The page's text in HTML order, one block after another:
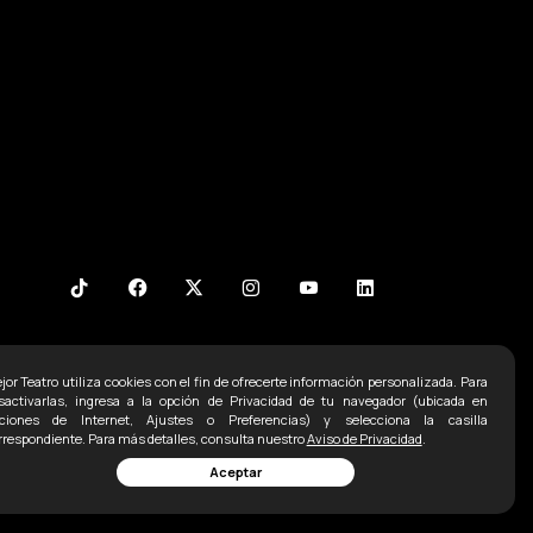
Teatro utiliza cookies con el fin de ofrecerte información personalizada. Para
ingresa a la opción de Privacidad de tu navegador (ubicada en
de Internet, Ajustes o Preferencias) y selecciona la casilla
Para más detalles, consulta nuestroAviso de Privacidad.
Aceptar
Contacto
Ofna:5255 52071498
5255 2338 1792